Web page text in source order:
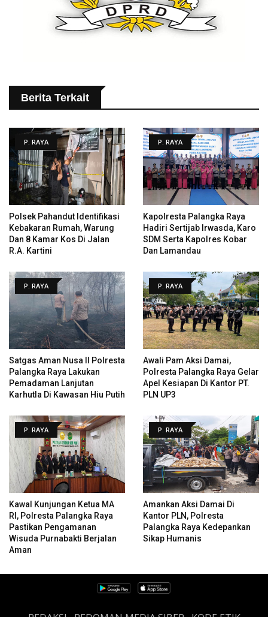
Berita Terkait
P. RAYA
Polsek Pahandut Identifikasi
Kebakaran Rumah, Warung
Dan 8 Kamar Kos Di Jalan
R.A. Kartini
P. RAYA
Kapolresta Palangka Raya
Hadiri Sertijab Irwasda, Karo
SDM Serta Kapolres Kobar
Dan Lamandau
P. RAYA
Satgas Aman Nusa II Polresta
Palangka Raya Lakukan
Pemadaman Lanjutan
Karhutla Di Kawasan Hiu Putih
P. RAYA
Awali Pam Aksi Damai,
Polresta Palangka Raya Gelar
Apel Kesiapan Di Kantor PT.
PLN UP3
P. RAYA
Kawal Kunjungan Ketua MA
RI, Polresta Palangka Raya
Pastikan Pengamanan
Wisuda Purnabakti Berjalan
Aman
P. RAYA
Amankan Aksi Damai Di
Kantor PLN, Polresta
Palangka Raya Kedepankan
Sikap Humanis